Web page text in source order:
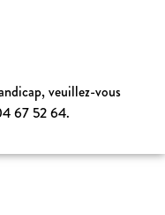
veuillez-vous
67 52 64.